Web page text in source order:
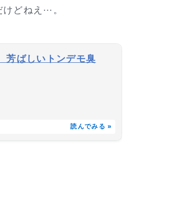
どねえ⋯。
芳ばしいトンデモ臭
読んでみる »